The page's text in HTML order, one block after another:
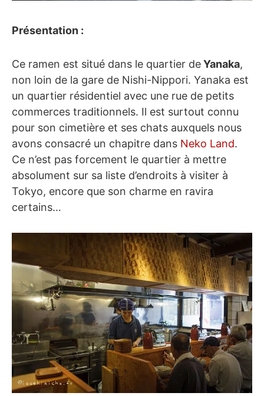
Présentation :
Ce ramen est situé dans le quartier deYanaka,
non loin de la gare de Nishi-Nippori. Yanaka est
un quartier résidentiel avec une rue de petits
commerces traditionnels. Il est surtout connu
pour son cimetière et ses chats auxquels nous
avons consacré un chapitre dans Neko Land.
Ce n’est pas forcement le quartier à mettre
absolument sur sa liste d’endroits à visiter à
Tokyo, encore que son charme en ravira
certains…